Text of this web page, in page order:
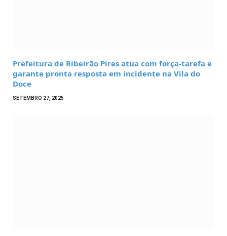
Prefeitura de Ribeirão Pires atua com força-tarefa e
garante pronta resposta em incidente na Vila do
Doce
SETEMBRO 27, 2025